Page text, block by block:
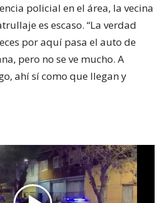
policial en el área, la vecina
es escaso. “La verdad
por aquí pasa el auto de
pero no se ve mucho. A
ahí sí como que llegan y